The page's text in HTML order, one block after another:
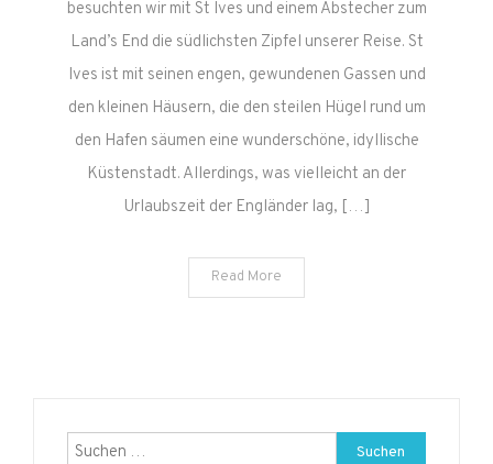
besuchten wir mit St Ives und einem Abstecher zum
Land’s End die südlichsten Zipfel unserer Reise. St
Ives ist mit seinen engen, gewundenen Gassen und
den kleinen Häusern, die den steilen Hügel rund um
den Hafen säumen eine wunderschöne, idyllische
Küstenstadt. Allerdings, was vielleicht an der
Urlaubszeit der Engländer lag, […]
Read More
Suchen